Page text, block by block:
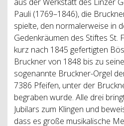
Pauli (1769–1846), die
spielte, den normalerweise in
Gedenkräumen des Stiftes St.
kurz nach 1845 gefertigten
Bruckner von 1848 bis zu
sogenannte Bruckner-Orgel
7386 Pfeifen, unter der
begraben wurde. Alle drei
Jubilars zum Klingen und
dass es große musikalische